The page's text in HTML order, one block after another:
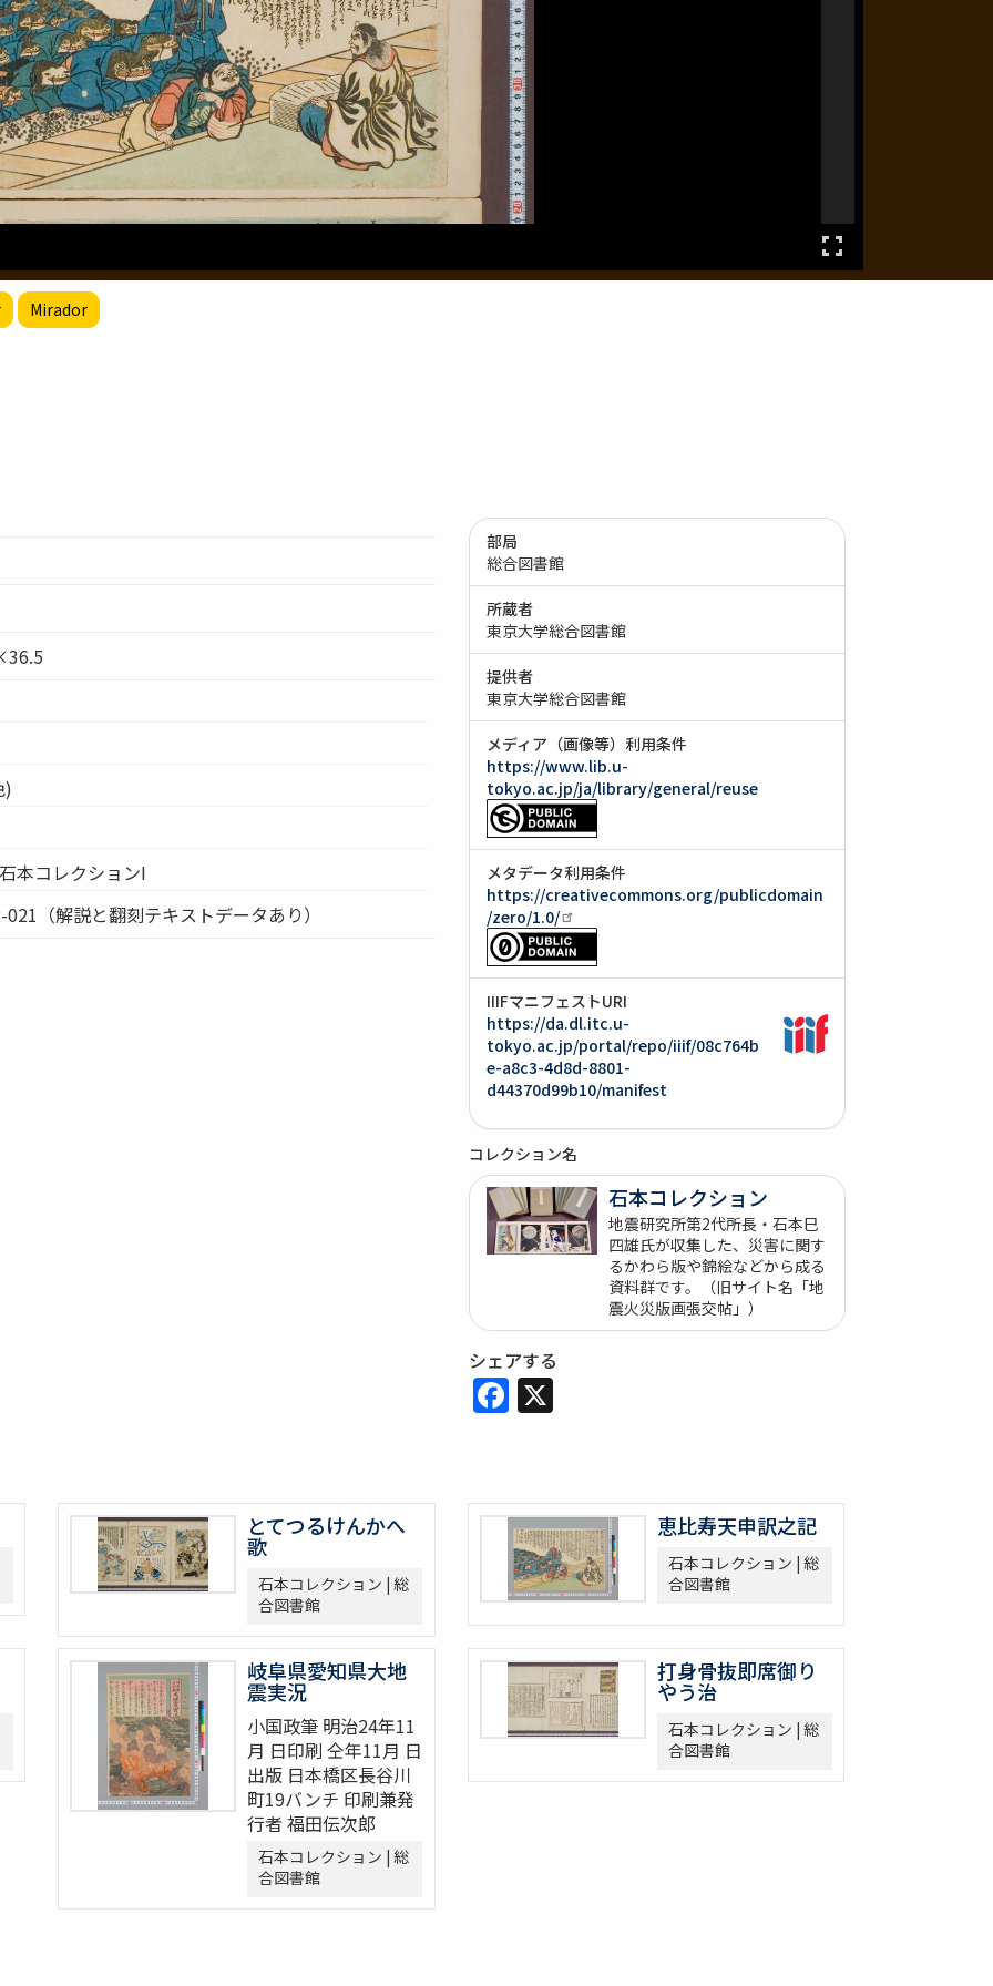
Mirador
)
本コレクションI
（解説と翻刻テキストデータあり）
部局
総合図書館
所蔵者
東京大学総合図書館
提供者
東京大学総合図書館
メディア（画像等）利用条件
https://www.lib.u-
tokyo.ac.jp/ja/library/general/reuse
メタデータ利用条件
https://creativecommons.org/publicdomain
/zero/1.0/
IIIFマニフェストURI
https://da.dl.itc.u-
tokyo.ac.jp/portal/repo/iiif/08c764b
e-a8c3-4d8d-8801-
d44370d99b10/manifest
コレクション名
石本コレクション
地震研究所第2代所長・石本巳
四雄氏が収集した、災害に関す
るかわら版や錦絵などから成る
資料群です。（旧サイト名「地
震火災版画張交帖」）
シェアする
Facebook
X
とてつるけんかへ
歌
石本コレクション | 総
合図書館
恵比寿天申訳之記
石本コレクション | 総
合図書館
岐阜県愛知県大地
震実況
小国政筆 明治24年11
月 日印刷 仝年11月 日
出版 日本橋区長谷川
町19バンチ 印刷兼発
行者 福田伝次郎
石本コレクション | 総
合図書館
打身骨抜即席御り
やう治
石本コレクション | 総
合図書館